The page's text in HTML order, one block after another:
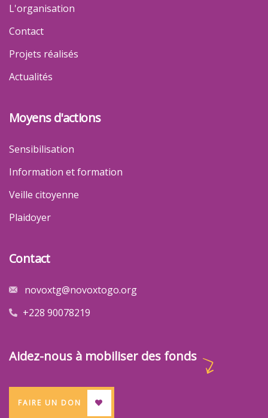
L'organisation
Contact
Projets réalisés
Actualités
Moyens d'actions
Sensibilisation
Information et formation
Veille citoyenne
Plaidoyer
Contact
novoxtg@novoxtogo.org
+228 90078219
Aidez-nous à mobiliser des fonds
FAIRE UN DON